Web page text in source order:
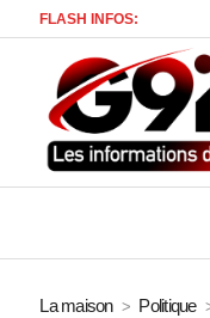
FLASH INFOS:
La maison Politique